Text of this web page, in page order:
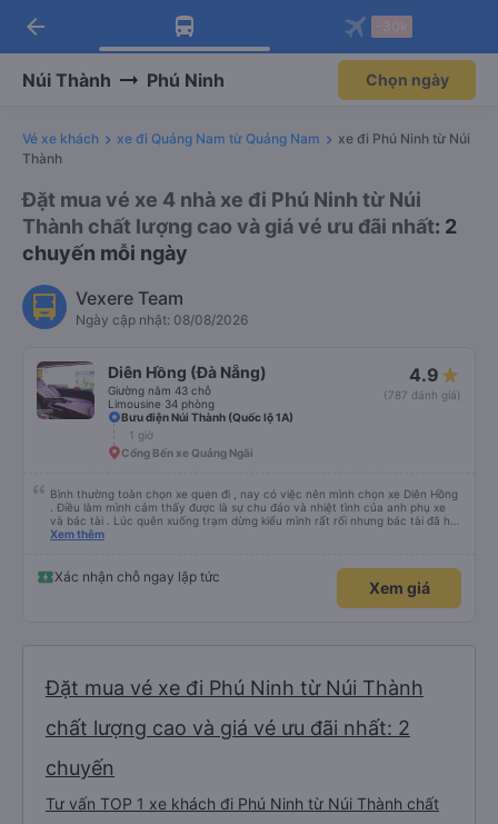
Tải app Vexere ngay!
Nhận ưu đãi thành viên độc
Mở app
Tải app Vexere
-30k/ghế khi đặt vé máy bay qua
Mở app
arrow_back
Núi Thành Phú Ninh Chọn ngày
Vé xe khách xe đi Quảng Nam từ Quảng Nam
xe đi Phú Ninh từ Núi
Thành
Đặt mua vé xe 4 nhà xe đi Phú Ninh từ Núi
Thành chất lượng cao và giá vé ưu đãi nhất: 2
chuyến mỗi ngày
Vexere Team
Ngày cập nhật: 08/08/2026
Diên Hồng (Đà Nẵng)
Giường nằm 43 chỗ
Limousine 34 phòng
4.9
(787 đánh giá)
Bưu điện Núi Thành (Quốc lộ 1A)
1 giờ
Cổng Bến xe Quảng Ngãi
Bình thường toàn chọn xe quen đi , nay có việc nên mình chọn xe Diên Hồng
. Điều làm mình cảm thấy được là sự chu đáo và nhiệt tình của anh phụ xe
và bác tài . Lúc quên xuống trạm dừng kiểu mình rất rối nhưng bác tài đã hỗ
trợ mình về tận nhà . 10 điểm chất lượng 🥰
Xem thêm
Xác nhận chỗ ngay lập tức
Xem giá
Đặt mua vé xe đi Phú Ninh từ Núi Thành
chất lượng cao và giá vé ưu đãi nhất: 2
chuyến
Tư vấn TOP 1 xe khách đi Phú Ninh từ Núi Thành chất